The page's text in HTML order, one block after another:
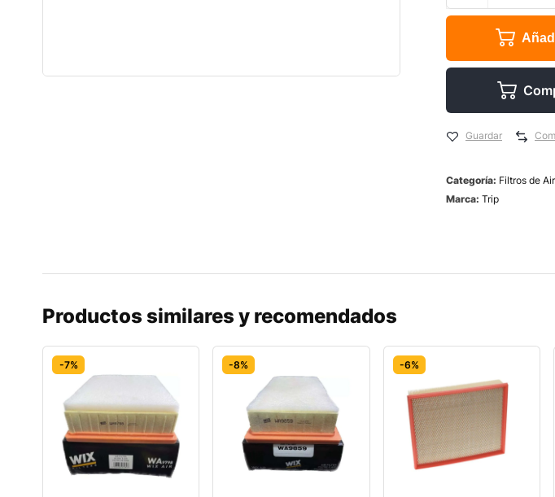
Guardar
Categoría: Filtros de
Marca: Trip
Productos similares y recomendados
-7% -8% -6%